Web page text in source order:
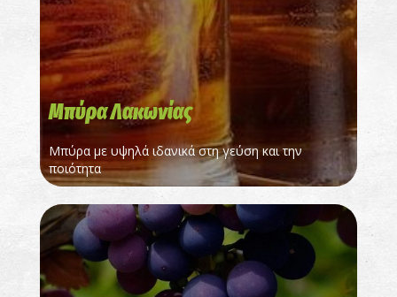
Μπύρα Λακωνίας
Μπύρα με υψηλά ιδανικά στη γεύση και την
ποιότητα